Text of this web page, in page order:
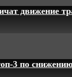
движение
3 по